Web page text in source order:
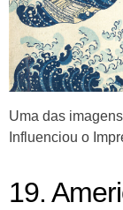
Uma das
Influenciou o
19.